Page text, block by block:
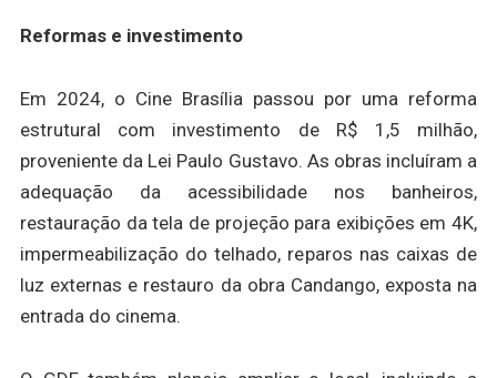
Reformas e investimento
Em 2024, o Cine Brasília passou por uma reforma
estrutural com investimento de R$ 1,5 milhão,
proveniente da Lei Paulo Gustavo. As obras incluíram a
adequação da acessibilidade nos banheiros,
restauração da tela de projeção para exibições em 4K,
impermeabilização do telhado, reparos nas caixas de
luz externas e restauro da obra Candango, exposta na
entrada do cinema.